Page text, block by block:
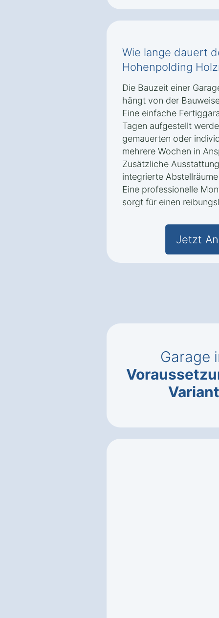
Wie lange dauert
Hohenpolding
Die Bauzeit einer
hängt von der
Eine einfache
Tagen aufgestellt
gemauerten oder
mehrere Wochen in
Zusätzliche
integrierte
Eine professionelle
sorgt für einen
Jetzt
Garage